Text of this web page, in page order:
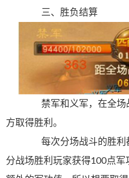
三、胜负结算
禁军和义军，在全场
方取得胜利。
每次分场战斗的胜利
分战场胜利玩家获得100点